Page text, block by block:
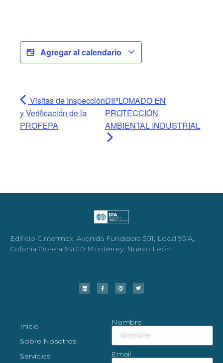
Agregar al calendario
Visitas de Inspección
y Verificación de la
PROFEPA
DIPLOMADO EN
PROTECCIÓN
AMBIENTAL INDUSTRIAL
Edificio Cintermex, Avenida Fundidora 501, Local 95 A,
Colonia Obrera 64010 Monterrey, Nuevo León
Inicio
Sobre Nosotros
Servicios
Nombre
Email